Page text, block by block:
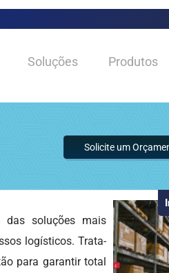
Soluções Produtos
Solicite um
soluções mais
logísticos. Trata-
para garantir total